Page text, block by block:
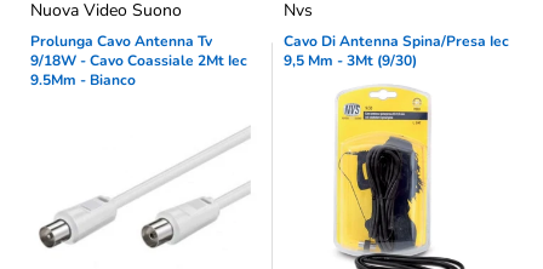
Nuova Video Suono
Prolunga Cavo Antenna Tv
9/18W - Cavo Coassiale 2Mt Iec
9.5Mm - Bianco
Nvs
Cavo Di Antenna Spina/Presa Iec
9,5 Mm - 3Mt (9/30)